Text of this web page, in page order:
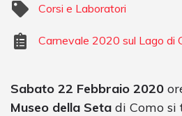
Corsi e Laboratori
Carnevale 2020 sul Lago di
Sabato 22 Febbraio 2020
Museo della Seta di Como